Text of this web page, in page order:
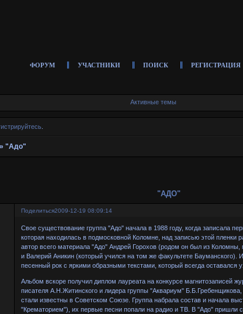
ФОРУМ УЧАСТНИКИ ПОИСК РЕГИСТРАЦИЯ
Активные темы
.
»"Адо"
"АДО"
Поделиться2009-12-19 08:09:14
Свое существование группа "Адо" начала в 1988 году, когда записала
которая находилась в подмосковной Коломне, над записью этой
автор всего материала "Адо" Андрей Горохов (родом он был из
и Валерий Аникин (который учился на том же факультете
песенный рок с яркими образными текстами, который всегда оставался
Альбом вскоре получил диплом лауреата на конкурсе магнитозаписей
писателя А.Н.Житинского и лидера группы "Аквариум"
стали известны в Советском Союзе. Группа набрала состав и начала
"Крематорием"), их первые песни попали на радио и ТВ. В "Адо" пришли